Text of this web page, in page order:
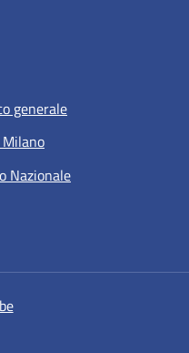
generale
Nazionale
scheda
si apre in una nuova scheda
scheda